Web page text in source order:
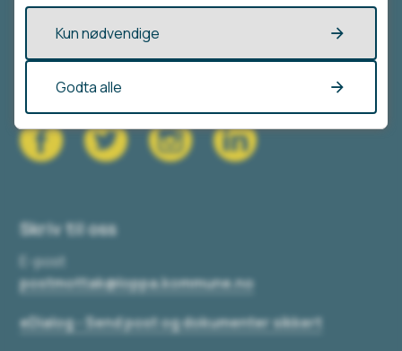
9550 Øksfjord
Vis i kart
Skriv til oss
E-post
postmottak@loppa.kommune.no
eDialog - Send post og dokumenter sikkert
Kun nødvendige
Godta alle